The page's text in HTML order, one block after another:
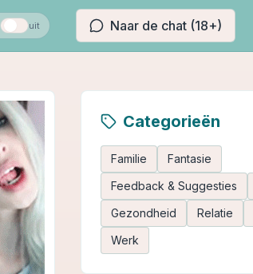
uit Naar de chat (18+)
Categorieën
Familie
Fantasie
Feedback & Suggesties
Gezondheid
Relatie
Werk